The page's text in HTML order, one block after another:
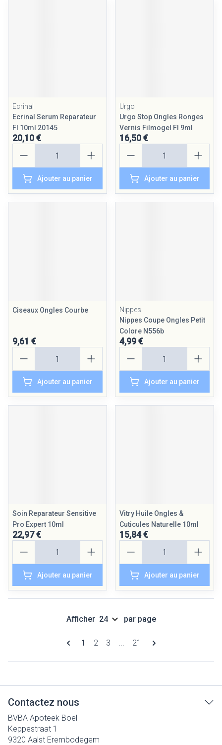
Ecrinal
Ecrinal Serum Reparateur
Fl 10ml 20145
20,10 €
Ajouter au panier
Urgo
Urgo Stop Ongles Ronges
Vernis Filmogel Fl 9ml
16,50 €
Ajouter au panier
Ciseaux Ongles Courbe
9,61 €
Ajouter au panier
Nippes
Nippes Coupe Ongles Petit
Colore N556b
4,99 €
Ajouter au panier
Soin Reparateur Sensitive
Pro Expert 10ml
22,97 €
Ajouter au panier
Vitry Huile Ongles &
Cuticules Naturelle 10ml
15,84 €
Ajouter au panier
Pages
Vous lisez actuellement la page
1 Page
2 Page
3 ... Page
21
Afficher par page
Contactez nous
BVBA Apoteek Boel
Keppestraat 1
9320 Aalst Erembodegem